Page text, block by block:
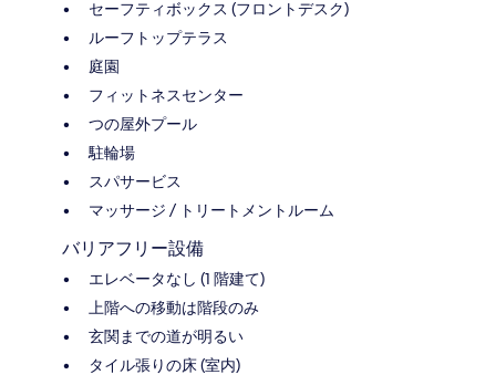
セーフティボックス (フロントデスク)
ルーフトップテラス
庭園
フィットネスセンター
つの屋外プール
駐輪場
スパサービス
マッサージ / トリートメントルーム
バリアフリー設備
エレベータなし (1 階建て)
上階への移動は階段のみ
玄関までの道が明るい
タイル張りの床 (室内)